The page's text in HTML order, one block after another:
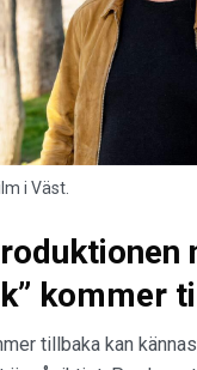
i Väst.
kommer
tillbaka kan